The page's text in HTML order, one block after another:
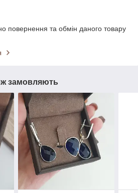
повернення та обмін даного товару
замовляють